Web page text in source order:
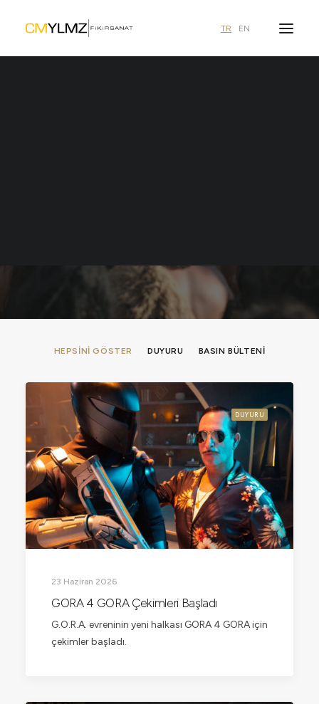
TR EN
HEPSINI GÖSTER DUYURU BASIN BÜLTENI
DUYURU
23 Haziran 2026
GORA 4 GORA Çekimleri Başladı
G.O.R.A. evreninin yeni halkası GORA 4 GORA için
çekimler başladı.